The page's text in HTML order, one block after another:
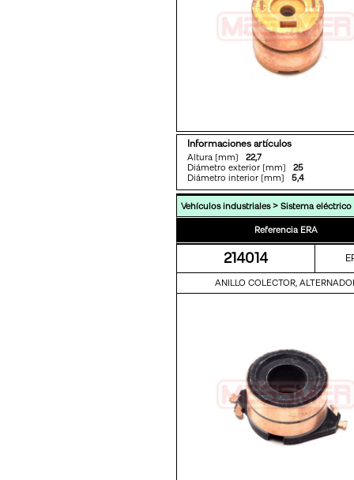
Informaciones artículos
Altura [mm] 22,7
Diámetro exterior [mm] 25
Diámetro interior [mm] 5,4
Vehículos industriales> Sistema eléctrico
Referencia ERA
214014
ANILLO COLECTOR,